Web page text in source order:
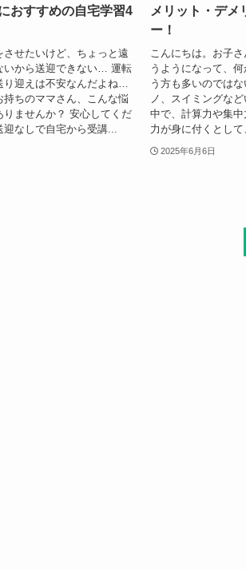
おすすめの自宅学習4
させたいけど、ちょっと遠
いから送迎できない… 運転
迎えは不安なんだよね…
持ちのママさん、こんな悩
りませんか？ 安心してくだ
なしで自宅から受講...
メリット・デメ
ー！
こんにちは。お子
うようになって、
う方も多いのでは
ノ、スイミングな
中で、計算力や集
力が身に付くとして
2025年6月6日